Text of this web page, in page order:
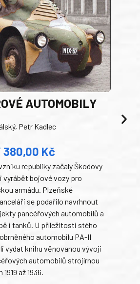
AUTOMOBILY
Petr Kadlec
Kč
republiky začaly Škodovy
vyrábět bojové vozy pro
armádu. Plzeňské
se podařilo navrhnout
pancéřových automobilů a
i tanků. U příležitosti stého
automobilu PA-II
vydat knihu věnovanou vývoji
automobilů strojírnou
až 1936.